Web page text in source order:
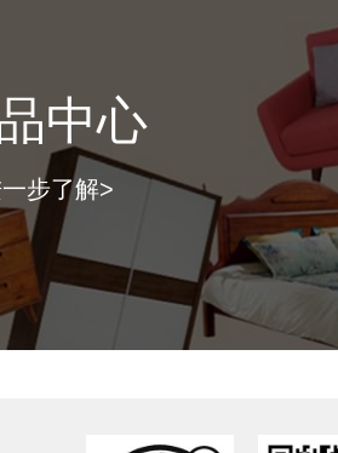
考，具体款式以门店上样实物为准。）
中心
步了解>